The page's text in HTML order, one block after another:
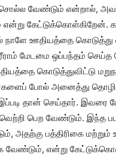
சொல்ல வேண்டும் என்றால்,
என்று
நாளே ஊதியத்தை கொடுத்து
மேடமை ஒப்பந்தம் செய்த
கொடுத்துவிட்டு
போல் அனைத்து
தான் செய்தார். இவரை
பெற வேண்டும். இந்த
அதற்கு பத்திரிகை
வேண்டும், என்று